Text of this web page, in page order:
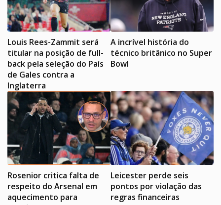
Louis Rees-Zammit será
titular na posição de full-
back pela seleção do País
de Gales contra a
Inglaterra
A incrível história do
técnico britânico no Super
Bowl
Rosenior critica falta de
respeito do Arsenal em
aquecimento para
Leicester perde seis
pontos por violação das
regras financeiras